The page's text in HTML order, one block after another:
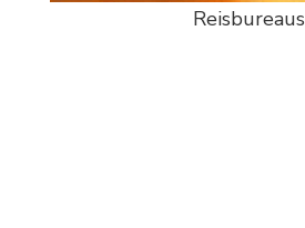
Reisbureaus